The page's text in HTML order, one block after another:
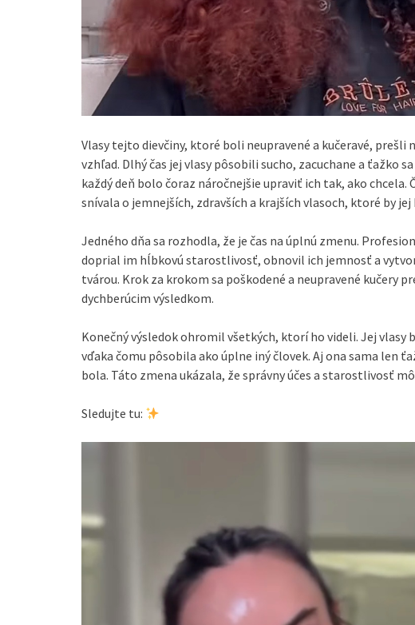
Vlasy tejto dievčiny, ktoré boli neupravené a kučeravé,
vzhľad. Dlhý čas jej vlasy pôsobili sucho, zacuchane a ťažko
každý deň bolo čoraz náročnejšie upraviť ich tak, ako
snívala o jemnejších, zdravších a krajších vlasoch, ktoré by
Jedného dňa sa rozhodla, že je čas na úplnú zmenu.
doprial im hĺbkovú starostlivosť, obnovil ich jemnosť a
tvárou. Krok za krokom sa poškodené a neupravené kučery
dychberúcim výsledkom.
Konečný výsledok ohromil všetkých, ktorí ho videli. Jej
vďaka čomu pôsobila ako úplne iný človek. Aj ona sama len
bola. Táto zmena ukázala, že správny účes a starostlivosť
Sledujte tu: